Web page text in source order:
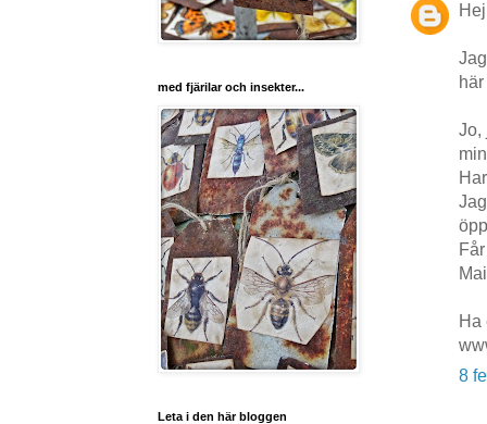
Jo,
Ha
8
med fjärilar och insekter...
Leta i den här bloggen